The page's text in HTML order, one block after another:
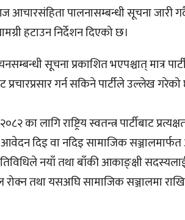
पालनासम्बन्धी सूचना जारी गर्दै
हटाउन निर्देशन दिएको छ।
सूचना प्रकाशित भएपश्चात् मात्र
गर्न सकिने पार्टीले उल्लेख गरेको
का लागि राष्ट्रिय स्वतन्त्र पार्टीबाट
दिइ वा नदिइ सामाजिक
नयाँ तथा बाँकी आकाङ्क्षी
रोक्न तथा यसअघि सामाजिक सञ्जालमा